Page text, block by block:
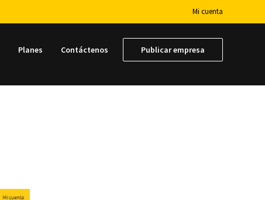
Mi cuenta
Planes Contáctenos Publicar empresa